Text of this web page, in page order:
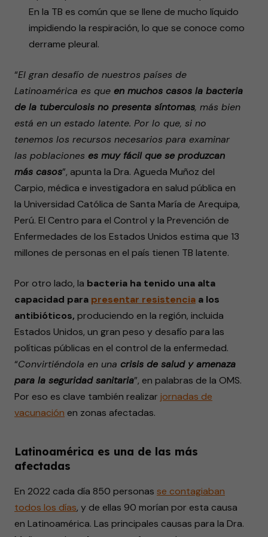
En la TB es común que se llene de mucho líquido
impidiendo la respiración, lo que se conoce como
derrame pleural.
“El gran desafío de nuestros países de
Latinoamérica es que en muchos casos la bacteria
de la tuberculosis no presenta síntomas, más bien
está en un estado latente. Por lo que, si no
tenemos los recursos necesarios para examinar
las poblaciones es muy fácil que se produzcan
más casos”, apunta la Dra. Agueda Muñoz del
Carpio, médica e investigadora en salud pública en
la Universidad Católica de Santa María de Arequipa,
Perú. El Centro para el Control y la Prevención de
Enfermedades de los Estados Unidos estima que 13
millones de personas en el país tienen TB latente.
Por otro lado, la bacteria ha tenido una alta
capacidad para presentar resistencia a los
antibióticos, produciendo en la región, incluida
Estados Unidos, un gran peso y desafío para las
políticas públicas en el control de la enfermedad.
“Convirtiéndola en una crisis de salud y amenaza
para la seguridad sanitaria”, en palabras de la OMS.
Por eso es clave también realizar jornadas de
vacunación en zonas afectadas.
Latinoamérica es una de las más
afectadas
En 2022 cada día 850 personas se contagiaban
todos los días, y de ellas 90 morían por esta causa
en Latinoamérica. Las principales causas para la Dra.